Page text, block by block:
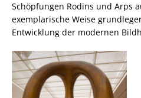
Schöpfungen Rodins und Arps
exemplarische Weise
Entwicklung der modernen